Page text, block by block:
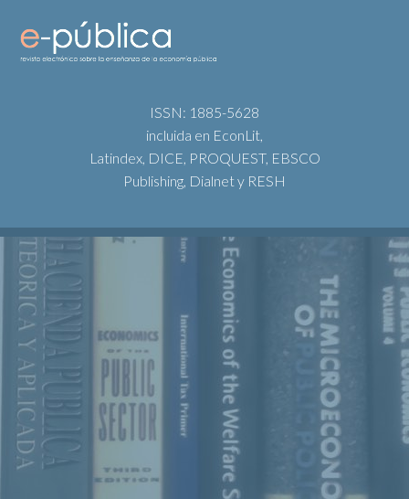
ISSN: 1885-5628
incluida en EconLit,
Latindex, DICE, PROQUEST, EBSCO
Publishing, Dialnet y RESH